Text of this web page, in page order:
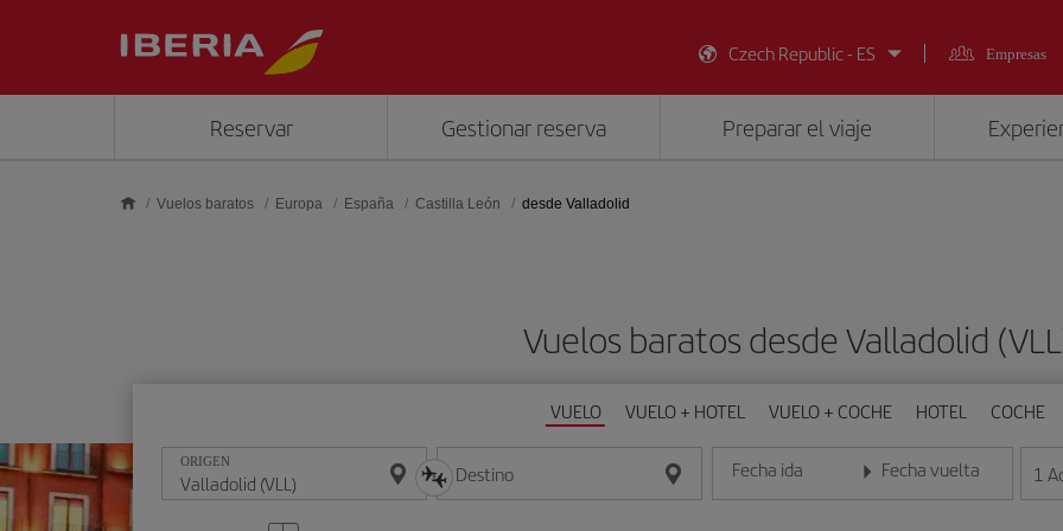
Czech Republic - ES
Empresas
Reservar Gestionar reserva Preparar el viaje
Vuelos baratos Europa España Castilla León desde Valladolid
Vuelos baratos desde Valladolid
VUELO VUELO + HOTEL VUELO + COCHE HOTEL COCHE
ORIGEN Destino Fecha ida
Introduce la fecha en formato día/mes/año
Fecha vuelta
Introduce la fecha en 1